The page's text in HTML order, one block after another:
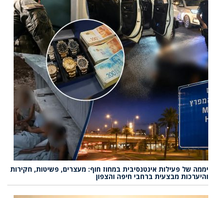
יממה של פעילות אינטנסיבית במחוז חוף: מעצרים, פשיטות, חקירות
והיערכות מבצעית ברחבי חיפה והצפון